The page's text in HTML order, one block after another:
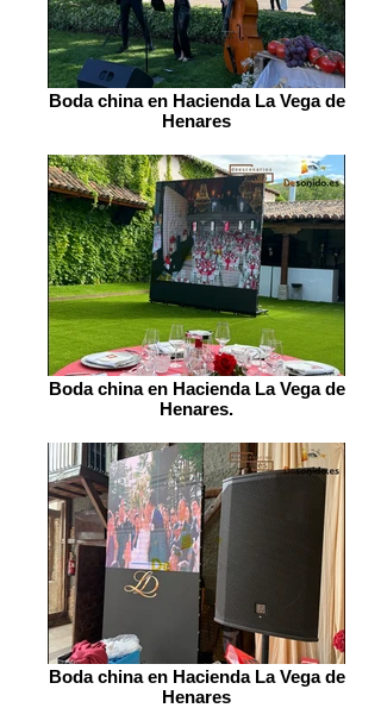
Boda china en Hacienda La Vega de
Henares
Boda china en Hacienda La Vega de
Henares.
Boda china en Hacienda La Vega de
Henares